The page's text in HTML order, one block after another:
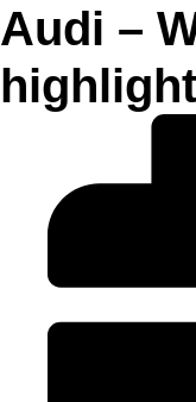
Audi –